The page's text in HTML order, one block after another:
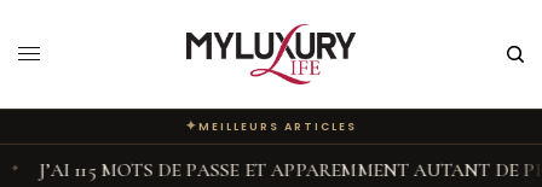
✦MEILLEURS ARTICLES
DE PASSE ET APPAREMMENT AUTANT DE PERSONNALITÉS